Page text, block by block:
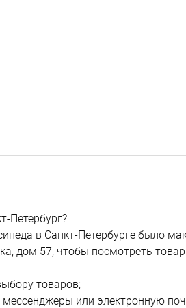
Петербург?
в Санкт-Петербурге было
дом 57, чтобы посмотреть
товаров;
мессенджеры или электронную